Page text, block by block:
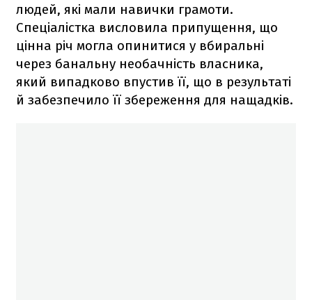
людей, які мали навички грамоти.
Спеціалістка висловила припущення, що
цінна річ могла опинитися у вбиральні
через банальну необачність власника,
який випадково впустив її, що в результаті
й забезпечило її збереження для нащадків.